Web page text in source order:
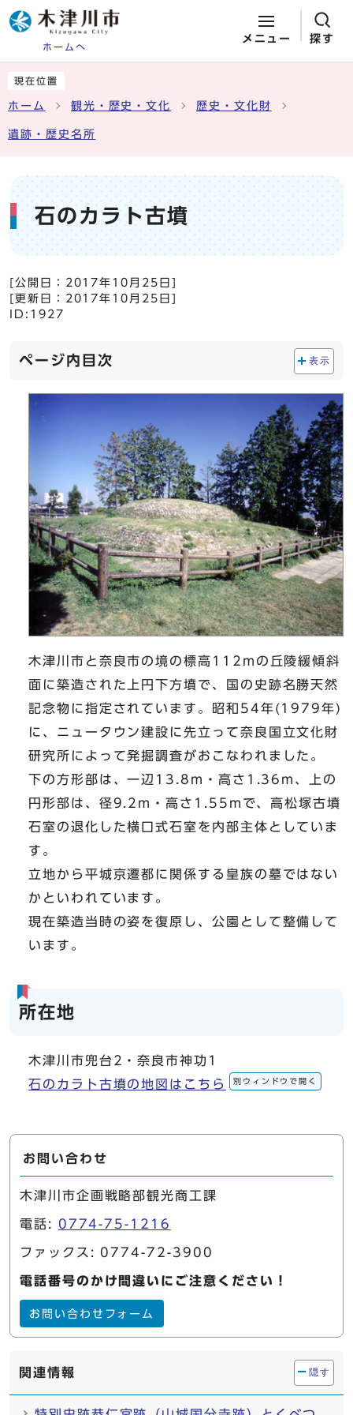
ホームへ
メニュー 探す
現在位置
ホーム 観光・歴史・文化 歴史・文化財
遺跡・歴史名所
石のカラト古墳
[公開日： 2017年10月25日
[更新日： 2017年10月25日
ID:1927
ページ内目次 表示
木津川市と奈良市の境の標高112mの丘陵緩傾斜
面に築造された上円下方墳で、国の史跡名勝天然
記念物に指定されています。昭和54年(1979年)
に、ニュータウン建設に先立って奈良国立文化財
研究所によって発掘調査がおこなわれました。
下の方形部は、一辺13.8m・高さ1.36m、上の
円形部は、径9.2m・高さ1.55mで、高松塚古墳
石室の退化した横口式石室を内部主体としていま
す。
立地から平城京遷都に関係する皇族の墓ではない
かといわれています。
現在築造当時の姿を復原し、公園として整備して
います。
所在地
木津川市兜台2・奈良市神功1
石のカラト古墳の地図はこちら
別ウィンドウで開く
お問い合わせ
木津川市企画戦略部観光商工課
電話: 0774-75-1216
ファックス: 0774-72-3900
電話番号のかけ間違いにご注意ください！
お問い合わせフォーム
関連情報 隠す